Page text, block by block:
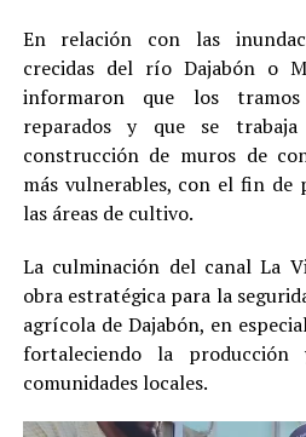
En relación con las
crecidas del río Dajabón o
informaron que los
reparados y que se
construcción de muros de
más vulnerables, con el fin de
las áreas de cultivo.
La culminación del canal La
obra estratégica para la
agrícola de Dajabón, en
fortaleciendo la
comunidades locales.